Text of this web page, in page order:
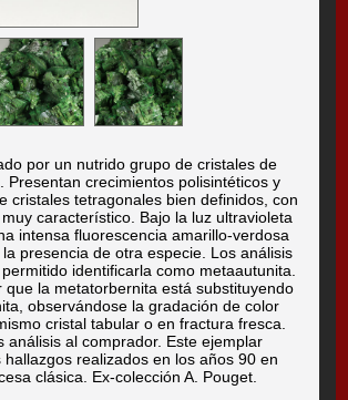
por un nutrido grupo de cristales de
Presentan crecimientos polisintéticos y
cristales tetragonales bien definidos, con
característico. Bajo la luz ultravioleta
intensa fluorescencia amarillo-verdosa
presencia de otra especie. Los análisis
identificarla como metaautunita.
que la metatorbernita está substituyendo
observándose la gradación de color
cristal tabular o en fractura fresca.
análisis al comprador. Este ejemplar
hallazgos realizados en los años 90 en
clásica. Ex-colección A. Pouget.